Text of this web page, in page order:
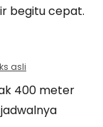
begitu cepat.
asli
400 meter